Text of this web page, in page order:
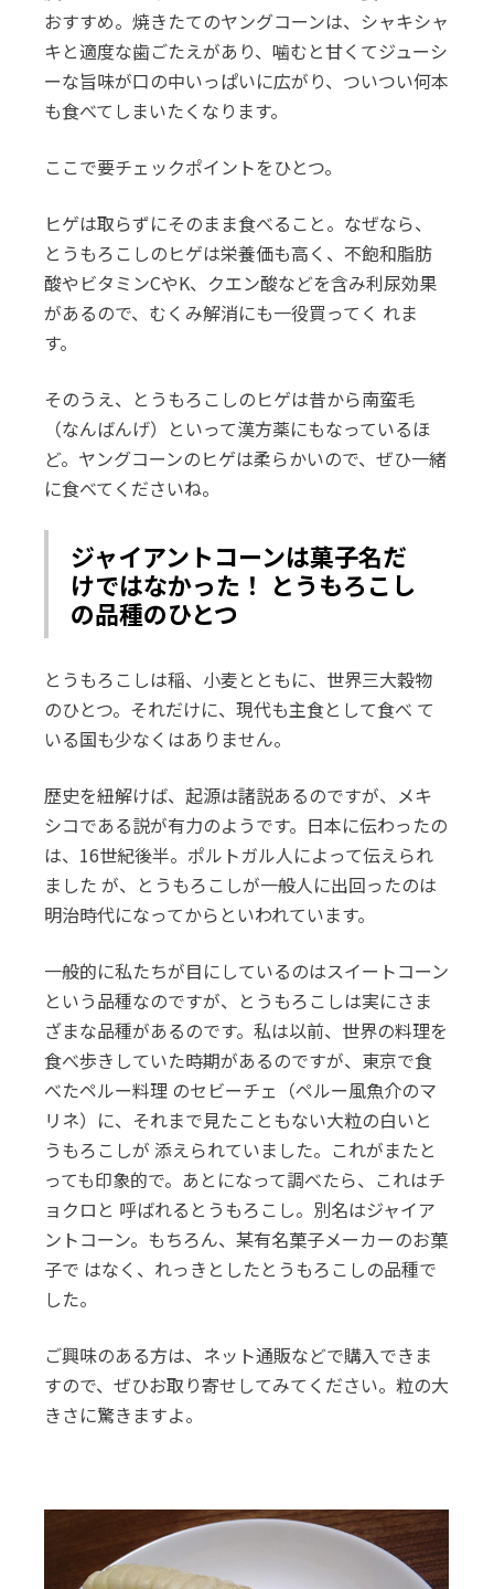
おすすめ。焼きたてのヤングコーンは、シャキシャ
キと適度な歯ごたえがあり、噛むと甘くてジューシ
ーな旨味が口の中いっぱいに広がり、ついつい何本
も食べてしまいたくなります。
ここで要チェックポイントをひとつ。
ヒゲは取らずにそのまま食べること。なぜなら、
とうもろこしのヒゲは栄養価も高く、不飽和脂肪
酸やビタミンCやK、クエン酸などを含み利尿効果
があるので、むくみ解消にも一役買ってく れま
す。
そのうえ、とうもろこしのヒゲは昔から南蛮毛
（なんばんげ）といって漢方薬にもなっているほ
ど。ヤングコーンのヒゲは柔らかいので、ぜひ一緒
に食べてくださいね。
ジャイアントコーンは菓子名だ
けではなかった！ とうもろこし
の品種のひとつ
とうもろこしは稲、小麦とともに、世界三大穀物
のひとつ。それだけに、現代も主食として食べ て
いる国も少なくはありません。
歴史を紐解けば、起源は諸説あるのですが、メキ
シコである説が有力のようです。日本に伝わったの
は、16世紀後半。ポルトガル人によって伝えられ
ました が、とうもろこしが一般人に出回ったのは
明治時代になってからといわれています。
一般的に私たちが目にしているのはスイートコーン
という品種なのですが、とうもろこしは実にさま
ざまな品種があるのです。私は以前、世界の料理を
食べ歩きしていた時期があるのですが、東京で食
べたペルー料理 のセビーチェ（ペルー風魚介のマ
リネ）に、それまで見たこともない大粒の白いと
うもろこしが 添えられていました。これがまたと
っても印象的で。あとになって調べたら、これはチ
ョクロと 呼ばれるとうもろこし。別名はジャイア
ントコーン。もちろん、某有名菓子メーカーのお菓
子で はなく、れっきとしたとうもろこしの品種で
した。
ご興味のある方は、ネット通販などで購入できま
すので、ぜひお取り寄せしてみてください。粒の大
きさに驚きますよ。